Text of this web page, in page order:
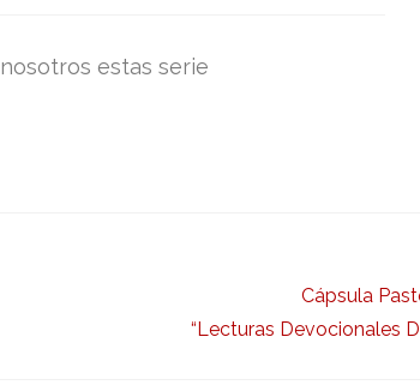
estas serie
Cápsula
“Lecturas Devocionales